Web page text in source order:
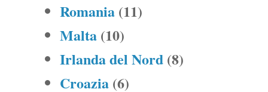
Romania (11)
Malta (10)
Irlanda del Nord (8)
Croazia (6)